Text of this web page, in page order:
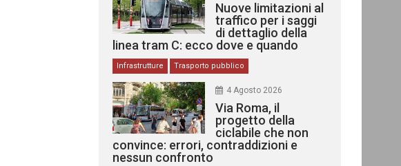
Nuove limitazioni al
traffico per i saggi
di dettaglio della
linea tram C: ecco dove e quando
Infrastrutture Trasporto pubblico
4 Agosto 2026
Via Roma, il
progetto della
ciclabile che non
convince: errori, contraddizioni e
nessun confronto